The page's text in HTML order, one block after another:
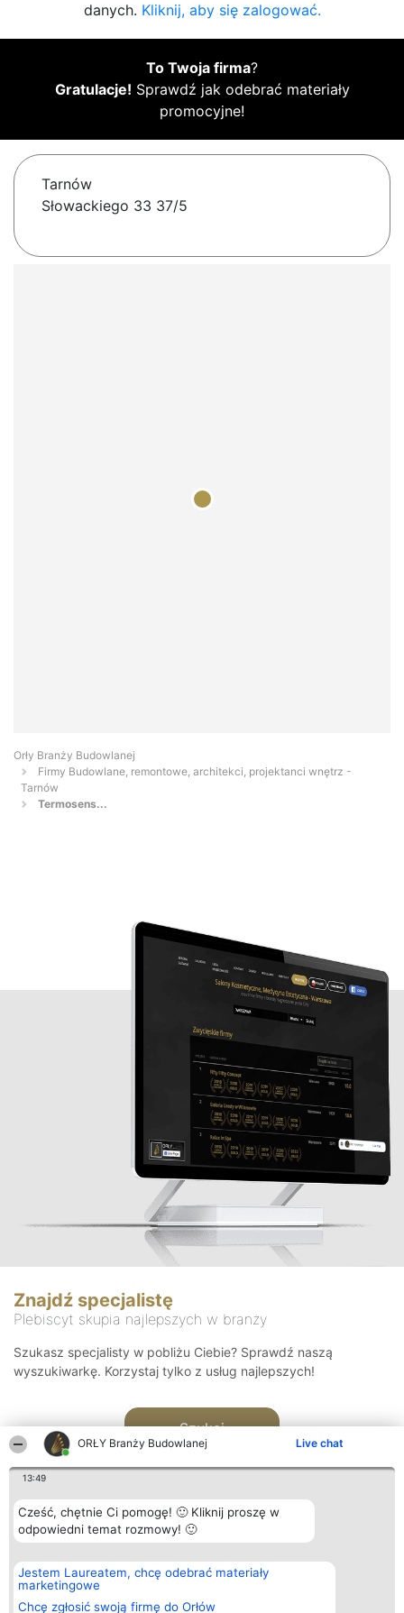
ORŁY Branży Budowlanej Live chat
13:49
Cześć, chętnie Ci pomogę! 🙂 Kliknij proszę w
odpowiedni temat rozmowy! 🙂
Jestem Laureatem, chcę odebrać materiały
marketingowe
Chcę zgłosić swoją firmę do Orłów
danych. Kliknij, aby się zalogować.
To Twoja firma?
Gratulacje! Sprawdź jak odebrać materiały
promocyjne!
Tarnów
Słowackiego 33 37/5
Orły Branży Budowlanej
Firmy Budowlane, remontowe, architekci, projektanci wnętrz -
Tarnów
Termosens...
Znajdź specjalistę
Plebiscyt skupia najlepszych w branży
Szukasz specjalisty w pobliżu Ciebie? Sprawdź naszą
wyszukiwarkę. Korzystaj tylko z usług najlepszych!
Szukaj
Organizator plebiscytu
Bright Side Solutions sp. z o.
o. sp. k.
ul. Ruska 22
Plebiscyt
Laureaci
wszystkich
Kontakt
Kontakt